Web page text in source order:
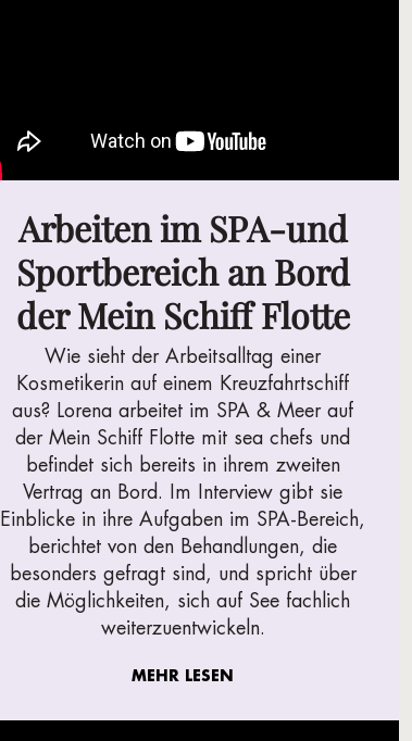
Arbeiten im SPA-und
Sportbereich an Bord
der Mein Schiff Flotte
Wie sieht der Arbeitsalltag einer
Kosmetikerin auf einem Kreuzfahrtschiff
aus? Lorena arbeitet im SPA & Meer auf
der Mein Schiff Flotte mit sea chefs und
befindet sich bereits in ihrem zweiten
Vertrag an Bord. Im Interview gibt sie
Einblicke in ihre Aufgaben im SPA-Bereich,
berichtet von den Behandlungen, die
besonders gefragt sind, und spricht über
die Möglichkeiten, sich auf See fachlich
weiterzuentwickeln.
MEHR LESEN